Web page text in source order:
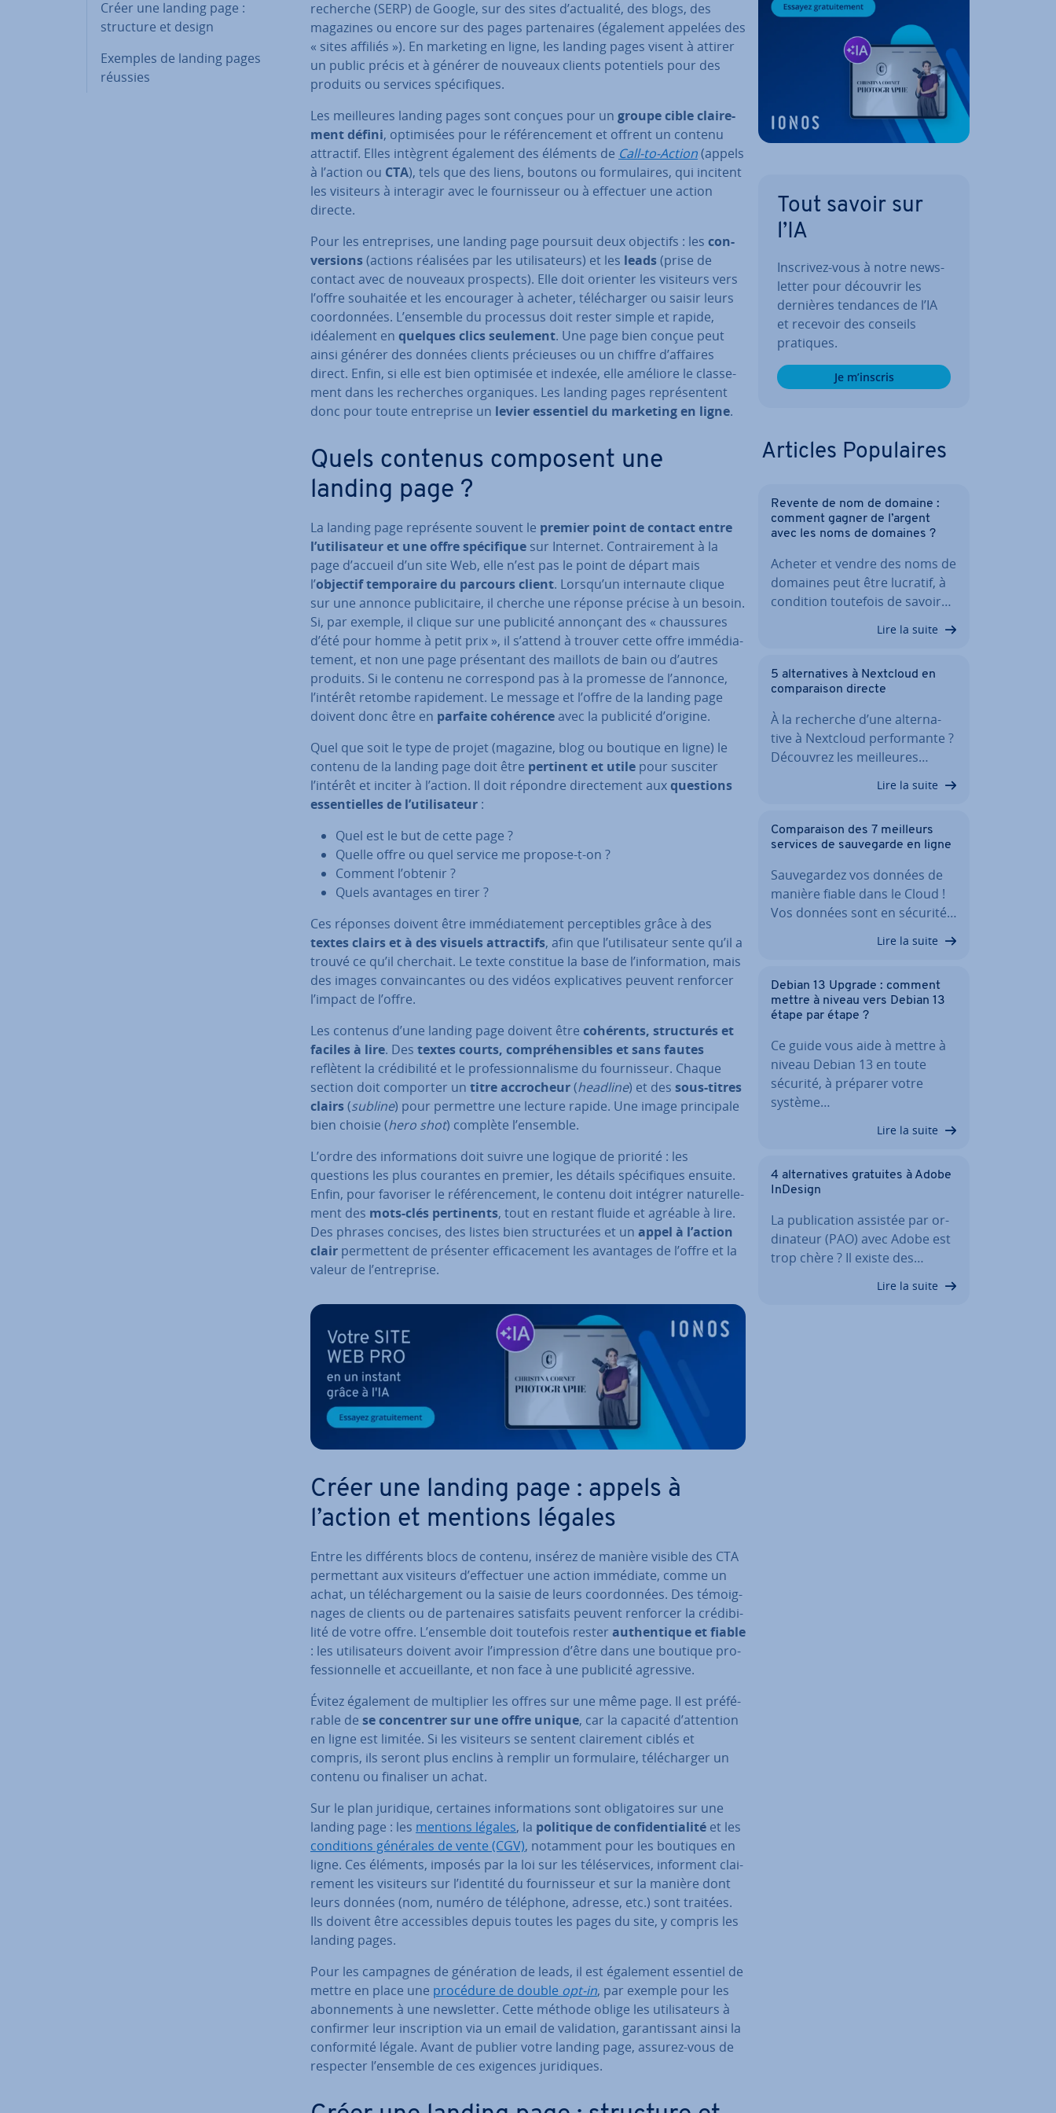
Créer une landing page :
structure et design
Exemples de landing pages
réussies
recherche (SERP) de Google, sur des sites d’actualité, des blogs, des
magazines ou encore sur des pages par­te­naires (également appelées des
« sites affiliés »). En marketing en ligne, les landing pages visent à attirer
un public précis et à générer de nouveaux clients po­ten­tiels pour des
produits ou services spé­ci­fiques.
Les meil­leures landing pages sont conçues pour un groupe cible clai­re­
ment défini, op­ti­mi­sées pour le ré­fé­ren­ce­ment et offrent un contenu
attractif. Elles intègrent également des éléments de Call-to-Action(appels
à l’action ou CTA), tels que des liens, boutons ou for­mu­laires, qui incitent
les visiteurs à interagir avec le four­nis­seur ou à effectuer une action
directe.
Pour les en­tre­prises, une landing page poursuit deux objectifs : les con­
ver­sions(actions réalisées par les uti­li­sa­teurs) et les leads(prise de
contact avec de nouveaux prospects). Elle doit orienter les visiteurs vers
l’offre souhaitée et les en­cou­ra­ger à acheter, té­lé­char­ger ou saisir leurs
coor­don­nées. L’ensemble du processus doit rester simple et rapide,
idéa­le­ment en quelques clics seulement. Une page bien conçue peut
ainsi générer des données clients pré­cieuses ou un chiffre d’affaires
direct. Enfin, si elle est bien optimisée et indexée, elle améliore le clas­se­
ment dans les re­cherches or­ga­niques. Les landing pages re­pré­sen­tent
donc pour toute en­tre­prise un levier essentiel du marketing en ligne.
Quels contenus composent une
landing page ?
La landing page re­pré­sente souvent le premier point de contact entre
l’uti­li­sa­teur et une offre spé­ci­fique sur Internet. Con­trai­re­ment à la
page d’accueil d’un site Web, elle n’est pas le point de départ mais
l’objectif tem­po­raire du parcours client. Lorsqu’un in­ter­naute clique
sur une annonce pu­bli­ci­taire, il cherche une réponse précise à un besoin.
Si, par exemple, il clique sur une publicité annonçant des « chaus­sures
d’été pour homme à petit prix », il s’attend à trouver cette offre im­mé­dia­
te­ment, et non une page pré­sen­tant des maillots de bain ou d’autres
produits. Si le contenu ne cor­res­pond pas à la promesse de l’annonce,
l’intérêt retombe ra­pi­de­ment. Le message et l’offre de la landing page
doivent donc être en parfaite cohérenceavec la publicité d’origine.
Quel que soit le type de projet (magazine, blog ou boutique en ligne) le
contenu de la landing page doit être pertinent et utile pour susciter
l’intérêt et inciter à l’action. Il doit répondre di­rec­te­ment auxquestions
es­sen­tielles de l’uti­li­sa­teur :
Quel est le but de cette page ?
Quelle offre ou quel service me propose-t-on ?
Comment l’obtenir ?
Quels avantages en tirer ?
Ces réponses doivent être im­mé­dia­te­ment per­cep­tibles grâce à des
textes clairs et à des visuels at­trac­tifs, afin que l’uti­li­sa­teur sente qu’il a
trouvé ce qu’il cherchait. Le texte constitue la base de l’in­for­ma­tion, mais
des images con­vain­cantes ou des vidéos ex­pli­ca­tives peuvent renforcer
l’impact de l’offre.
Les contenus d’une landing page doivent être cohérents, struc­tu­rés et
faciles à lire. Des textes courts, com­pré­hen­sibles et sans fautes
reflètent la cré­di­bi­lité et le pro­fes­sion­na­lisme du four­nis­seur. Chaque
section doit comporter un titre ac­cro­cheur(headline) et des sous-titres
clairs(subline) pour permettre une lecture rapide. Une image prin­ci­pale
bien choisie (hero shot) complète l’ensemble.
L’ordre des in­for­ma­tions doit suivre une logique de priorité : les
questions les plus courantes en premier, les détails spé­ci­fiques ensuite.
Enfin, pour favoriser le ré­fé­ren­ce­ment, le contenu doit intégrer na­tu­rel­le­
ment des mots-clés per­ti­nents, tout en restant fluide et agréable à lire.
Des phrases concises, des listes bien struc­tu­rées et un appel à l’action
clair per­met­tent de présenter ef­fi­ca­ce­ment les avantages de l’offre et la
valeur de l’en­tre­prise.
Créer une landing page : appels à
l’action et mentions légales
Entre les dif­fé­rents blocs de contenu, insérez de manière visible des CTA
per­met­tant aux visiteurs d’effectuer une action immédiate, comme un
achat, un té­lé­char­ge­ment ou la saisie de leurs coor­don­nées. Des té­moig­
nages de clients ou de par­te­naires sa­tis­faits peuvent renforcer la cré­di­bi­
lité de votre offre. L’ensemble doit toutefois rester au­then­tique et fiable
: les uti­li­sa­teurs doivent avoir l’im­pres­sion d’être dans une boutique pro­
fes­sion­nelle et ac­cueil­lante, et non face à une publicité agressive.
Évitez également de mul­ti­plier les offres sur une même page. Il est pré­fé­
rable de se con­cen­trer sur une offre unique, car la capacité d’attention
en ligne est limitée. Si les visiteurs se sentent clai­re­ment ciblés et
compris, ils seront plus enclins à remplir un for­mu­laire, té­lé­char­ger un
contenu ou finaliser un achat.
Sur le plan juridique, certaines in­for­ma­tions sont obli­ga­toires sur une
landing page : les mentions légales, la politique de con­fi­den­tia­lité et les
con­di­tions générales de vente (CGV), notamment pour les boutiques en
ligne. Ces éléments, imposés par la loi sur les té­lé­ser­vices, informent clai­
re­ment les visiteurs sur l’identité du four­nis­seur et sur la manière dont
leurs données (nom, numéro de téléphone, adresse, etc.) sont traitées.
Ils doivent être ac­ces­sibles depuis toutes les pages du site, y compris les
landing pages.
Pour les campagnes de gé­né­ra­tion de leads, il est également essentiel de
mettre en place une procédure de double opt-in, par exemple pour les
abon­ne­ments à une news­let­ter. Cette méthode oblige les uti­li­sa­teurs à
confirmer leur ins­crip­tion via un email de va­li­da­tion, ga­ran­tis­sant ainsi la
con­for­mité légale. Avant de publier votre landing page, assurez-vous de
respecter l’ensemble de ces exigences ju­ri­diques.
Tout savoir sur
l’IA
Inscrivez-vous à notre news­
let­ter pour découvrir les
dernières tendances de l’IA
et recevoir des conseils
pratiques.
Je m’inscris
Articles Po­pu­laires
Revente de nom de domaine :
comment gagner de l’argent
avec les noms de domaines ?
Acheter et vendre des noms de
domaines peut être lucratif, à
condition toutefois de savoir…
Lire la suite
5 al­ter­na­tives à Nextcloud en
com­pa­rai­son directe
À la recherche d’une al­ter­na­
tive à Nextcloud per­for­mante ?
Découvrez les meil­leures…
Lire la suite
Com­pa­rai­son des 7 meilleurs
services de sau­ve­garde en ligne
Sau­ve­gar­dez vos données de
manière fiable dans le Cloud !
Vos données sont en sécurité…
Lire la suite
Debian 13 Upgrade : comment
mettre à niveau vers Debian 13
étape par étape ?
Ce guide vous aide à mettre à
niveau Debian 13 en toute
sécurité, à préparer votre
système…
Lire la suite
4 al­ter­na­tives gratuites à Adobe
InDesign
La pu­bli­ca­tion assistée par or­
di­na­teur (PAO) avec Adobe est
trop chère ? Il existe des…
Lire la suite